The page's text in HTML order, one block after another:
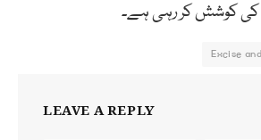
کی کوشش کر رہی ہے۔
Excise
LEAVE A REPLY